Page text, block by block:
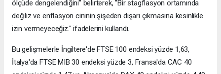
ölçüde dengelendiğini" belirterek, "Bir stagflasyon ortamında
değiliz ve enflasyon cininin şişeden dışarı çıkmasına kesinlikle
izin vermeyeceğiz." ifadelerini kullandı.
Bu gelişmelerle İngiltere'de FTSE 100 endeksi yüzde 1,63,
İtalya'da FTSE MIB 30 endeksi yüzde 3, Fransa'da CAC 40